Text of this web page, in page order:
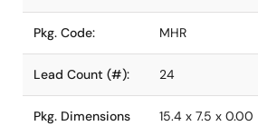
Pkg. Code: MHR
Lead Count (#): 24
Pkg. Dimensions
15.4 x 7.5 x 0.00